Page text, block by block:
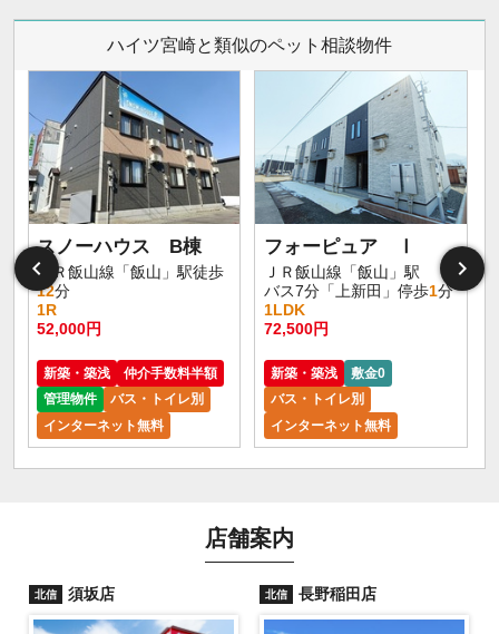
ハイツ宮崎と類似のペット相談物件
スノーハウス B棟
ＪＲ飯山線「飯山」駅徒歩
12分
1R
52,000円
新築・築浅
仲介手数料半額
管理物件
バス・トイレ別
インターネット無料
フォーピュア Ⅰ
ＪＲ飯山線「飯山」駅
バス7分「上新田」停歩1分
1LDK
72,500円
新築・築浅
敷金0
バス・トイレ別
インターネット無料
店舗案内
北信 須坂店 北信 長野稲田店